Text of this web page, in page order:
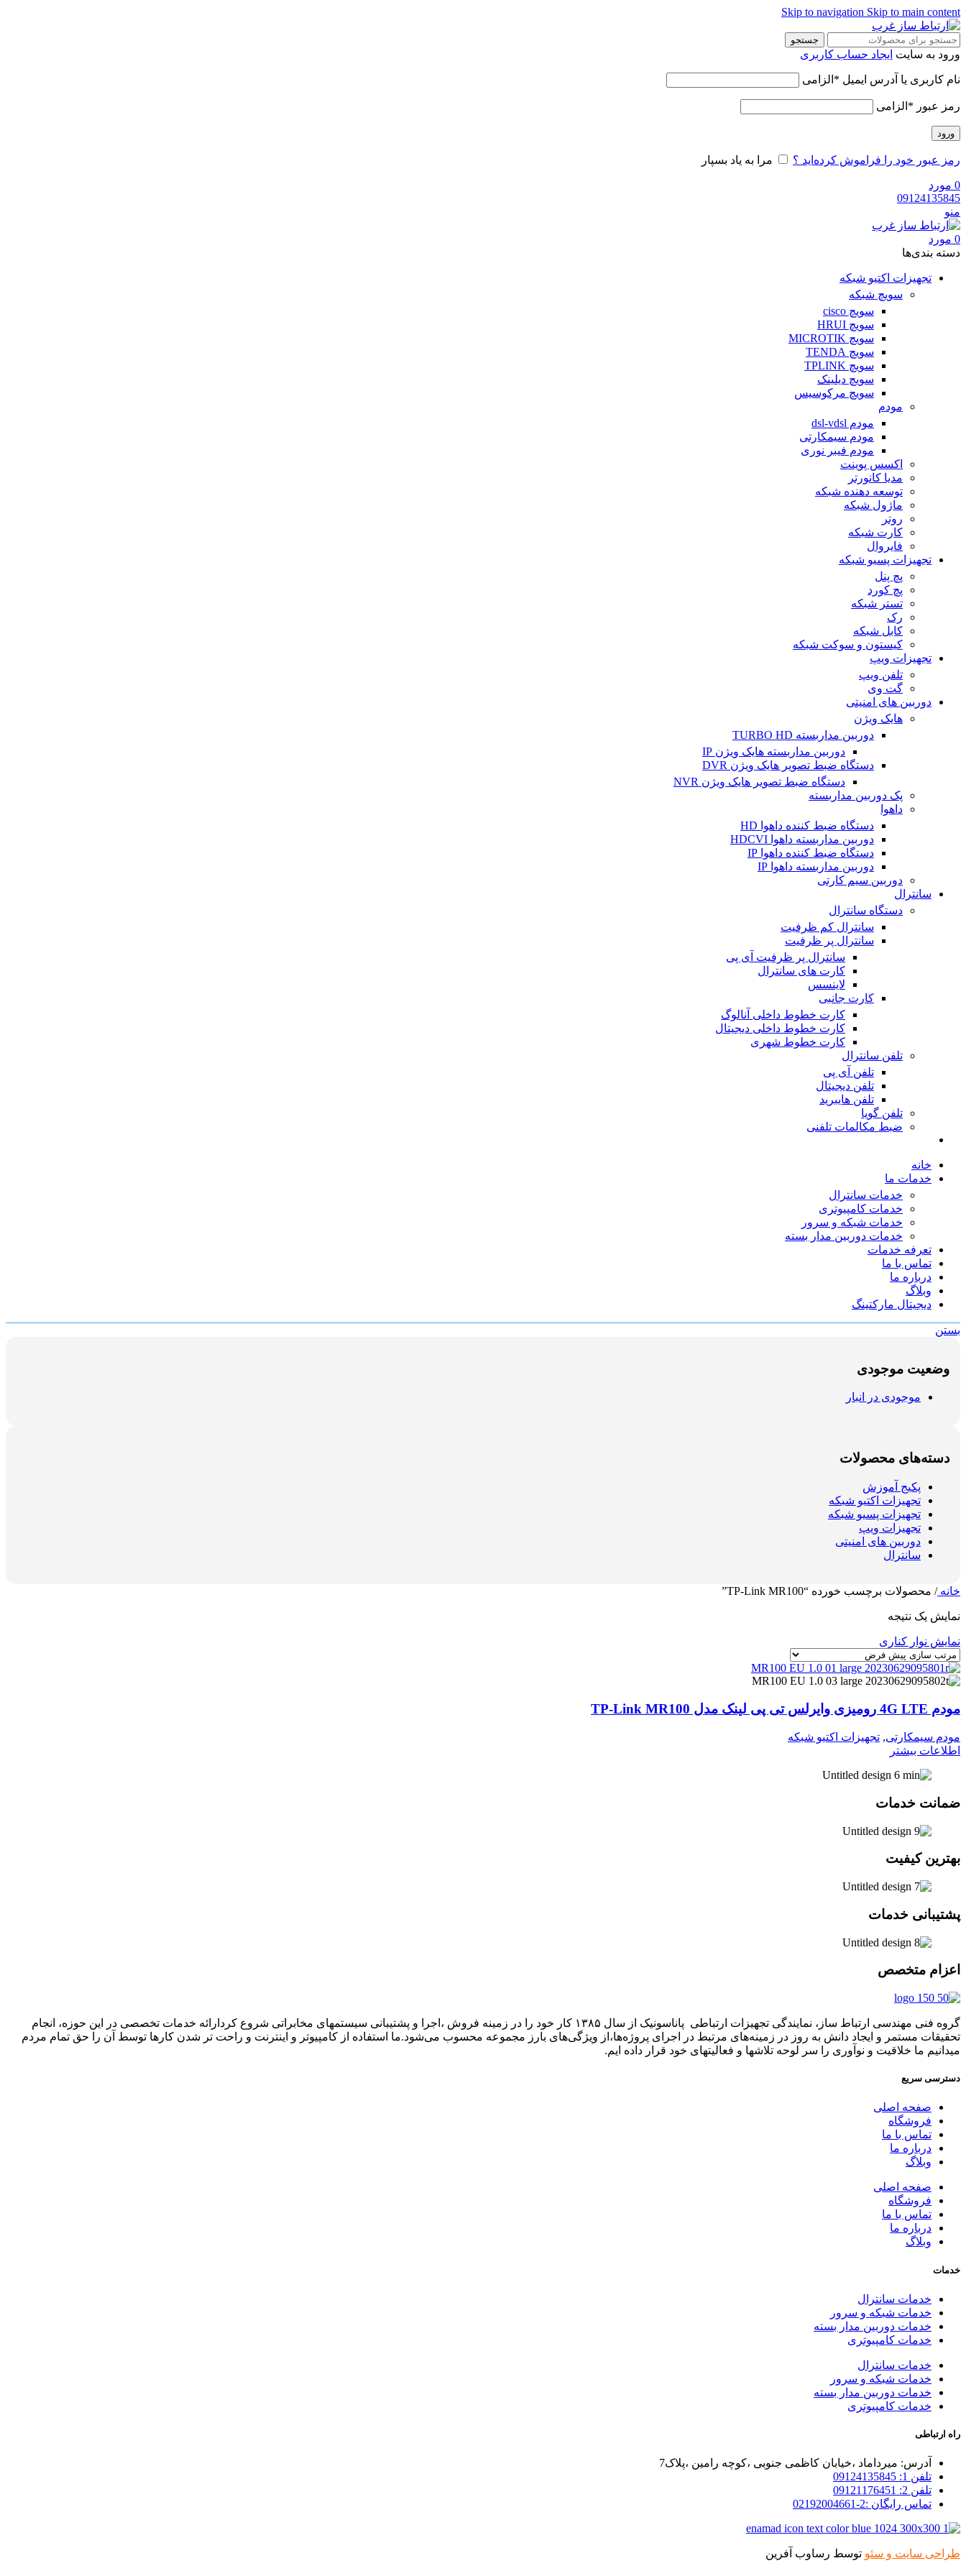
Skip to navigation Skip to main content
جستجو
ورود به سایت ایجاد حساب کاربری
نام کاربری یا آدرس ایمیل * الزامی
رمز عبور * الزامی
ورود
رمز عبور خود را فراموش کرده‌اید ؟ مرا به یاد بسپار
0 مورد
09124135845
منو
0 مورد
دسته‌ بندی‌ها
تجهیزات اکتیو شبکه
سویچ شبکه
سویچ cisco
سویچ HRUI
سویچ MICROTIK
سویچ TENDA
سویچ TPLINK
سویچ دیلینک
سویچ مرکوسیس
مودم
مودم dsl-vdsl
مودم سیمکارتی
مودم فیبر نوری
اکسس پوینت
مدیا کانورتر
توسعه دهنده شبکه
ماژول شبکه
روتر
کارت شبکه
فایروال
تجهیزات پسیو شبکه
پچ پنل
پچ کورد
تستر شبکه
رک
کابل شبکه
کیستون و سوکت شبکه
تجهیزات ویپ
تلفن ویپ
گت وی
دوربین های امنیتی
هایک ویژن
دوربین مداربسته TURBO HD
دوربین مداربسته هایک ویژن IP
دستگاه ضبط تصویر هایک ویژن DVR
دستگاه ضبط تصویر هایک ویژن NVR
پک دوربین مداربسته
داهوا
دستگاه ضبط کننده داهوا HD
دوربین مداربسته داهوا HDCVI
دستگاه ضبط کننده داهوا IP
دوربین مداربسته داهوا IP
دوربین سیم کارتی
سانترال
دستگاه سانترال
سانترال کم ظرفیت
سانترال پر ظرفیت
سانترال پر ظرفیت آی پی
کارت های سانترال
لاینسس
کارت جانبی
کارت خطوط داخلی آنالوگ
کارت خطوط داخلی دیجیتال
کارت خطوط شهری
تلفن سانترال
تلفن آی پی
تلفن دیجیتال
تلفن هایبرید
تلفن گویا
ضبط مکالمات تلفنی
خانه
خدمات ما
خدمات سانترال
خدمات کامپیوتری
خدمات شبکه و سرور
خدمات دوربین مدار بسته
تعرفه خدمات
تماس با ما
درباره ما
وبلاگ
دیجیتال مارکتینگ
بستن
وضعیت موجودی
موجودی در انبار
دسته‌های محصولات
پکیج آموزش
تجهیزات اکتیو شبکه
تجهیزات پسیو شبکه
تجهیزات ویپ
دوربین های امنیتی
سانترال
خانه/ محصولات برچسب خورده “TP-Link MR100”
نمایش یک نتیجه
نمایش نوار کناری
مودم 4G LTE رومیزی وایرلس تی پی لینک مدل TP-Link MR100
مودم سیمکارتی, تجهیزات اکتیو شبکه
اطلاعات بیشتر
ضمانت خدمات
بهترین کیفیت
پشتیبانی خدمات
اعزام متخصص
گروه فنی مهندسی ارتباط ساز، نمایندگی تجهیزات ارتباطی پاناسونیک از سال ۱۳۸۵ کار خود را در زمینه فروش ،اجرا و پشتیبانی سیستمهای مخابراتی شروع کردارائه خدمات تخصصی در این حوزه، انجام
تحقیقات مستمر و ایجاد دانش به‌ روز در زمینه‌های مرتبط در اجرای پروژه‌ها،از ویژگی‌های بارز مجموعه محسوب می‌شود.ما استفاده از کامپیوتر و اینترنت و راحت تر شدن کارها توسط آن را حق تمام مردم
میدانیم ما خلاقیت و نوآوری را سر لوحه تلاشها و فعالیتهای خود قرار داده ایم.
دسترسی سریع
صفحه اصلی
فروشگاه
تماس با ما
درباره ما
وبلاگ
صفحه اصلی
فروشگاه
تماس با ما
درباره ما
وبلاگ
خدمات
خدمات سانترال
خدمات شبکه و سرور
خدمات دوربین مدار بسته
خدمات کامپیوتری
خدمات سانترال
خدمات شبکه و سرور
خدمات دوربین مدار بسته
خدمات کامپیوتری
راه ارتباطی
آدرس: میرداماد ،خیابان کاظمی جنوبی ،کوچه رامین ،پلاک7
تلفن 1: 09124135845
تلفن 2: 09121176451
تماس رایگان :2-02192004661
طراحی سایت و سئو توسط رساوب آفرین